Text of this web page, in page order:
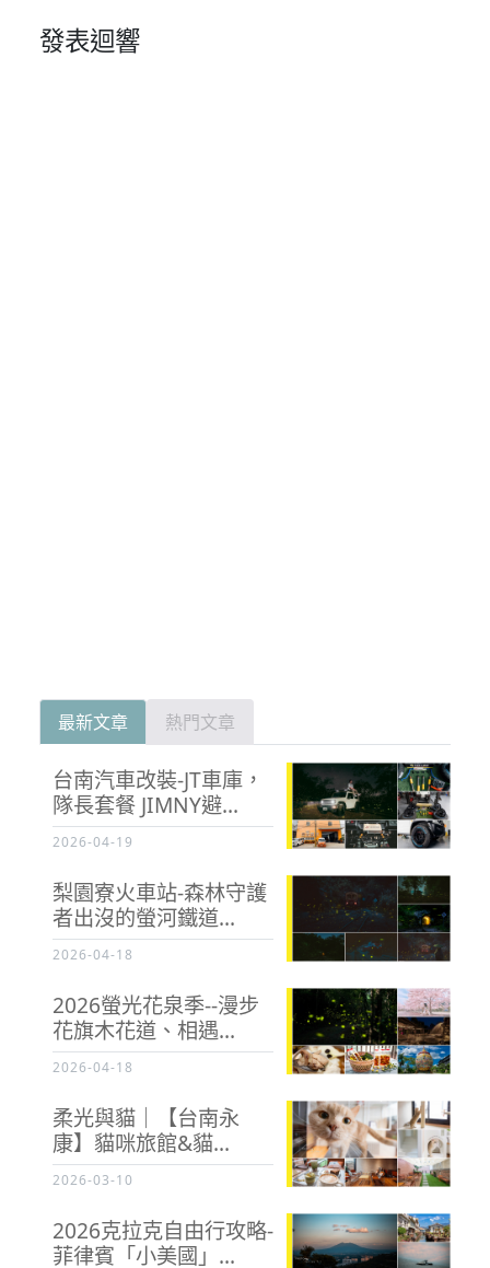
發表迴響
最新文章 熱門文章
台南汽車改裝-JT車庫，
隊長套餐 JIMNY避...
2026-04-19
梨園寮火車站-森林守護
者出沒的螢河鐵道...
2026-04-18
2026螢光花泉季--漫步
花旗木花道、相遇...
2026-04-18
柔光與貓｜【台南永
康】貓咪旅館&貓...
2026-03-10
2026克拉克自由行攻略-
菲律賓「小美國」...